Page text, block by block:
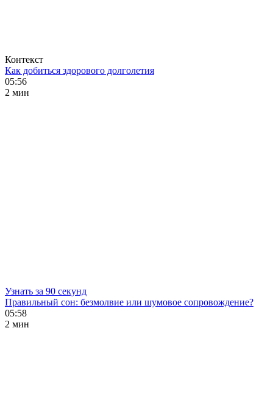
Контекст
Как добиться здорового долголетия
05:56
2 мин
Узнать за 90 секунд
Правильный сон: безмолвие или шумовое сопровождение?
05:58
2 мин